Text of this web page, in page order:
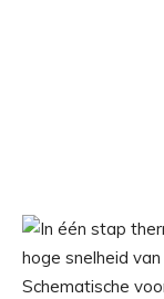
Schematische